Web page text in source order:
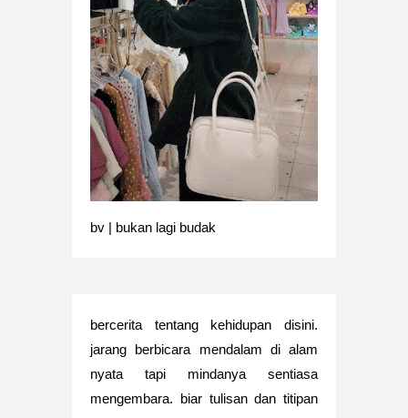
bv | bukan lagi budak
bercerita tentang kehidupan disini.
jarang berbicara mendalam di alam
nyata tapi mindanya sentiasa
mengembara. biar tulisan dan titipan